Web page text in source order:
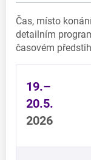
Čas, místo
detailním
časovém
19.–
20.5.
2026